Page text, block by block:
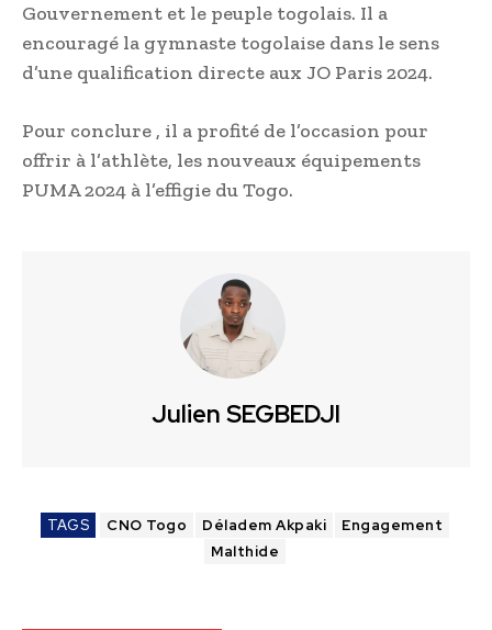
Gouvernement et le peuple togolais. Il a
encouragé la gymnaste togolaise dans le sens
d’une qualification directe aux JO Paris 2024.
Pour conclure , il a profité de l’occasion pour
offrir à l’athlète, les nouveaux équipements
PUMA 2024 à l’effigie du Togo.
Julien SEGBEDJI
TAGS CNO Togo Déladem Akpaki
Engagement
Malthide